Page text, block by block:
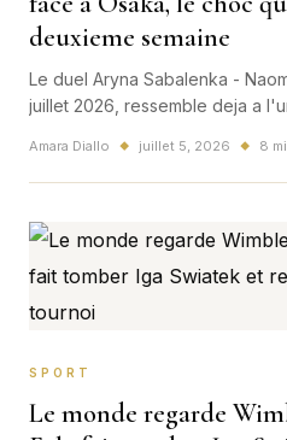
deuxieme semaine
Le duel Aryna Sabalenka -
juillet 2026, ressemble deja a
Amara Diallo ◆ juillet 5, 2026 ◆ 8
SPORT
Le monde regarde